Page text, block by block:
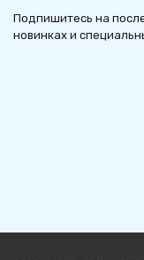
Подпишитесь на
новинках и